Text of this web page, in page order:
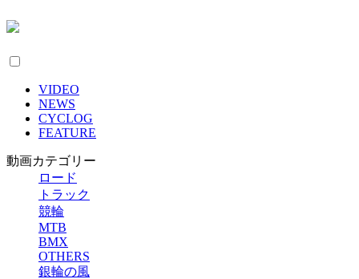
VIDEO
NEWS
CYCLOG
FEATURE
動画カテゴリー
ロード
トラック
競輪
MTB
BMX
OTHERS
銀輪の風